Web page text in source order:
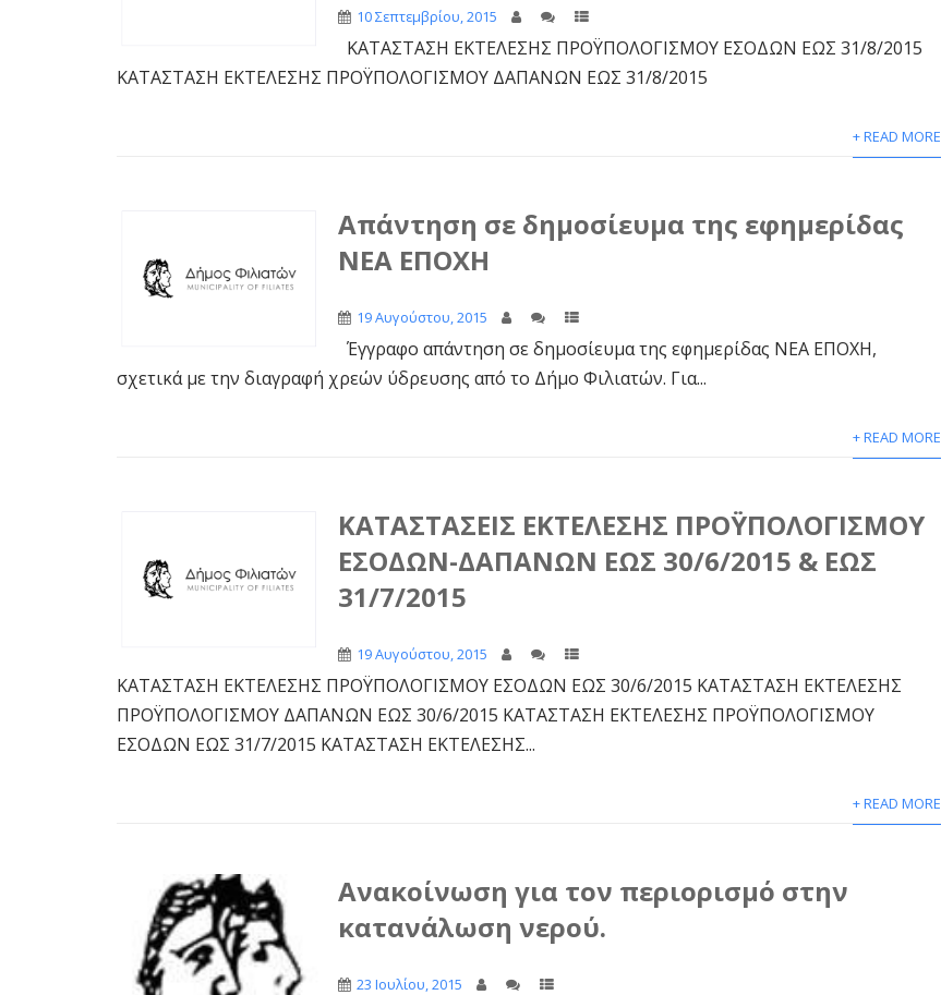
10 Σεπτεμβρίου, 2015
ΚΑΤΑΣΤΑΣΗ ΕΚΤΕΛΕΣΗΣ ΠΡΟΫΠΟΛΟΓΙΣΜΟΥ ΕΣΟΔΩΝ ΕΩΣ 31/8/2015
ΚΑΤΑΣΤΑΣΗ ΕΚΤΕΛΕΣΗΣ ΠΡΟΫΠΟΛΟΓΙΣΜΟΥ ΔΑΠΑΝΩΝ ΕΩΣ 31/8/2015
+ READ MORE
Απάντηση σε δημοσίευμα της εφημερίδας
ΝΕΑ ΕΠΟΧΗ
19 Αυγούστου, 2015
Έγγραφο απάντηση σε δημοσίευμα της εφημερίδας ΝΕΑ ΕΠΟΧΗ,
σχετικά με την διαγραφή χρεών ύδρευσης από το Δήμο Φιλιατών. Για...
+ READ MORE
ΚΑΤΑΣΤΑΣΕΙΣ ΕΚΤΕΛΕΣΗΣ ΠΡΟΫΠΟΛΟΓΙΣΜΟΥ
ΕΣΟΔΩΝ-ΔΑΠΑΝΩΝ ΕΩΣ 30/6/2015 & ΕΩΣ
31/7/2015
19 Αυγούστου, 2015
ΚΑΤΑΣΤΑΣΗ ΕΚΤΕΛΕΣΗΣ ΠΡΟΫΠΟΛΟΓΙΣΜΟΥ ΕΣΟΔΩΝ ΕΩΣ 30/6/2015 ΚΑΤΑΣΤΑΣΗ ΕΚΤΕΛΕΣΗΣ
ΠΡΟΫΠΟΛΟΓΙΣΜΟΥ ΔΑΠΑΝΩΝ ΕΩΣ 30/6/2015 ΚΑΤΑΣΤΑΣΗ ΕΚΤΕΛΕΣΗΣ ΠΡΟΫΠΟΛΟΓΙΣΜΟΥ
ΕΣΟΔΩΝ ΕΩΣ 31/7/2015 ΚΑΤΑΣΤΑΣΗ ΕΚΤΕΛΕΣΗΣ...
+ READ MORE
Ανακοίνωση για τον περιορισμό στην
κατανάλωση νερού.
23 Ιουλίου, 2015